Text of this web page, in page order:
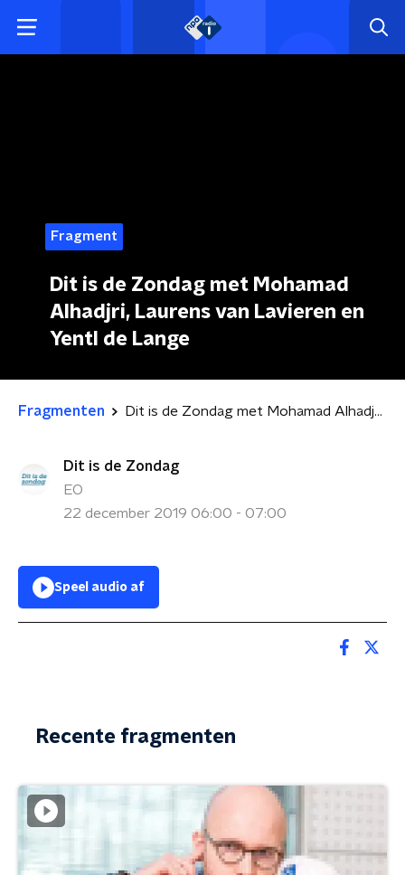
Fragment
Dit is de Zondag met Mohamad
Alhadjri, Laurens van Lavieren en
Yentl de Lange
Fragmenten Dit is de Zondag met Mohamad Alhadjri, Laurens van Lavieren en Yentl de Lange
Dit is de Zondag
EO
22 december 2019 06:00 - 07:00
Speel audio af
Recente fragmenten